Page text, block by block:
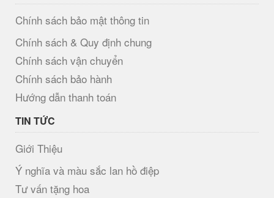
Chính sách bảo mật thông tin
Chính sách & Quy định chung
Chính sách vận chuyển
Chính sách bảo hành
Hướng dẫn thanh toán
TIN TỨC
Giới Thiệu
Ý nghĩa và màu sắc lan hồ điệp
Tư vấn tặng hoa